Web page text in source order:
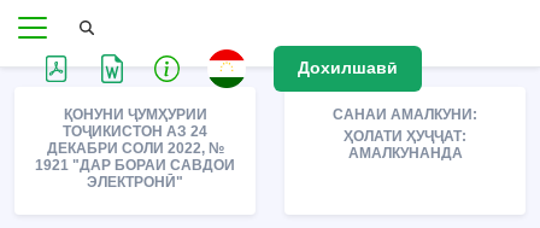
Дохилшавӣ
ҚОНУНИ ҶУМҲУРИИ
ТОҶИКИСТОН АЗ 24
ДЕКАБРИ СОЛИ 2022, №
1921 "ДАР БОРАИ САВДОИ
ЭЛЕКТРОНӢ"
САНАИ АМАЛКУНИ:
ҲОЛАТИ ҲУҶҶАТ:
АМАЛКУНАНДА